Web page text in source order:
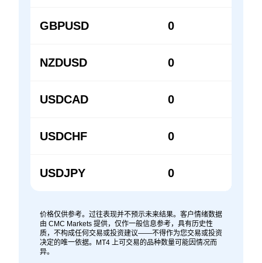
GBPUSD 0
NZDUSD 0
USDCAD 0
USDCHF 0
USDJPY 0
价格仅供参考。过往表现并不预示未来结果。客户情绪数据
由 CMC Markets 提供，仅作一般信息参考，具有历史性
质，不构成任何交易或投资建议——不得作为您交易或投资
决定的唯一依据。MT4 上可交易的品种数量可能因情况而
异。